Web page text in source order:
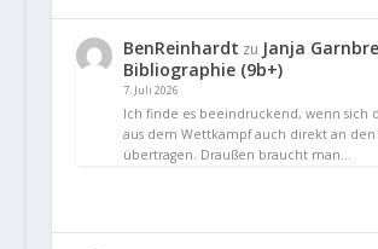
BenReinhardt zu Janja
Bibliographie (9b+)
7. Juli 2026
Ich finde es beeindruckend, wenn sich
aus dem Wettkampf auch direkt an den
übertragen. Draußen braucht man…